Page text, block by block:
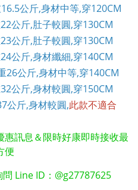
公斤,身材中等,穿120CM
公斤,肚子較圓,穿130CM
公斤,肚子較圓,穿130CM
公斤,身材纖細,穿140CM
公斤,身材中等,穿140CM
公斤,身材較圓,穿150CM
公斤,身材較圓,此款不適合
訊息＆限時好康即時接收最
便
Line ID：@g27787625